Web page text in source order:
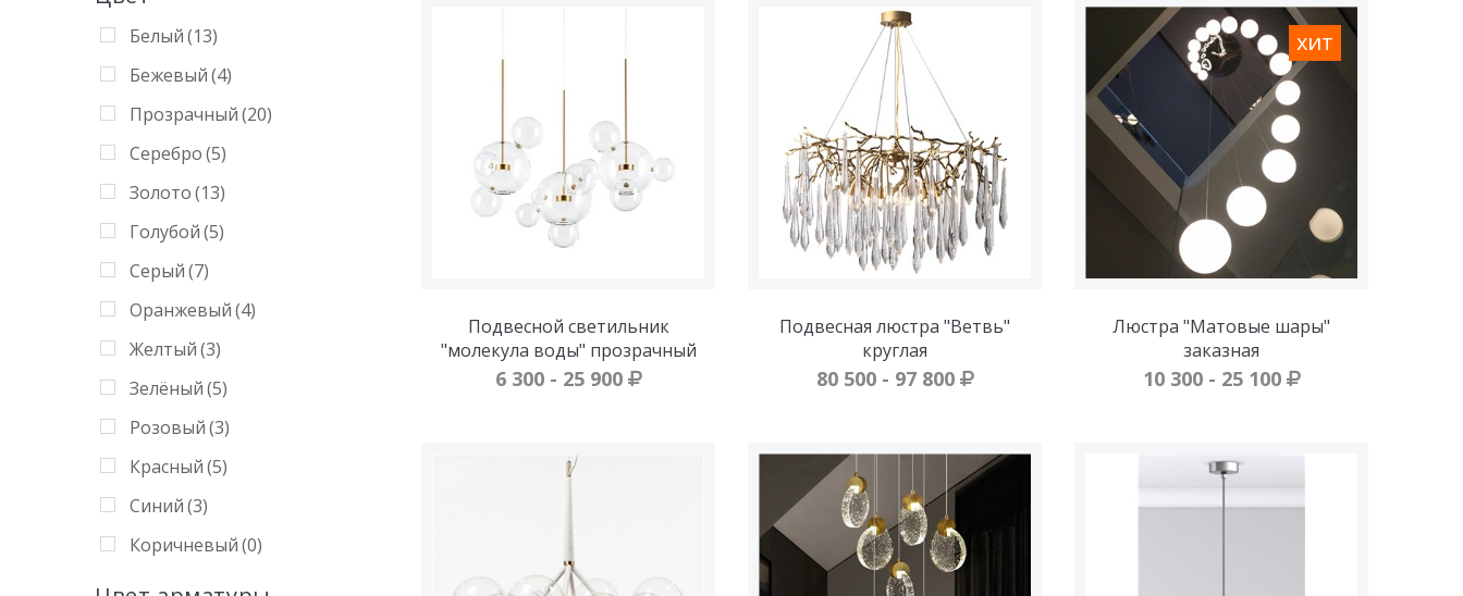
Белый(13)
Бежевый(4)
Прозрачный(20)
Серебро(5)
Золото(13)
Голубой(5)
Серый(7)
Оранжевый(4)
Желтый(3)
Зелёный(5)
Розовый(3)
Красный(5)
Синий(3)
Коричневый(0)
Подвесной светильник
"молекула воды" прозрачный
6 300 - 25 900
Подвесная люстра "Ветвь"
круглая
80 500 - 97 800
хит
Люстра "Матовые шары"
заказная
10 300 - 25 100